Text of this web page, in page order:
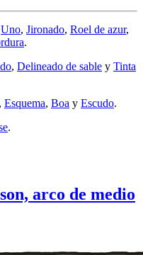
Uno, Jironado, Roel de azur,
.
, Delineado de sable y Tinta
, Esquema, Boa y Escudo.
.
arco de medio